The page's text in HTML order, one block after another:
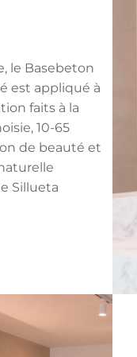
le Basebeton
est appliqué à
faits à la
10-65
de beauté et
Sillueta